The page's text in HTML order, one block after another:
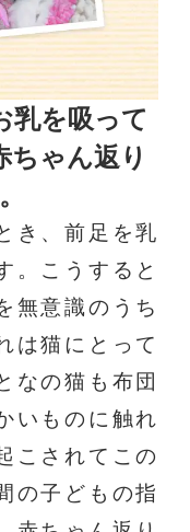
乳を吸って
ちゃん返り
き、前足を乳
。こうすると
無意識のうち
は猫にとって
なの猫も布団
いものに触れ
こされてこの
の子どもの指